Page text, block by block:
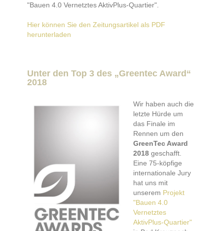
"Bauen 4.0 Vernetztes AktivPlus-Quartier".
Hier können Sie den Zeitungsartikel als PDF
herunterladen
Unter den Top 3 des „Greentec Award“
2018
Wir haben auch die
letzte Hürde um
das Finale im
Rennen um den
GreenTec Award
2018 geschafft.
Eine 75-köpfige
internationale Jury
hat uns mit
unserem Projekt
"Bauen 4.0
Vernetztes
AktivPlus-Quartier"